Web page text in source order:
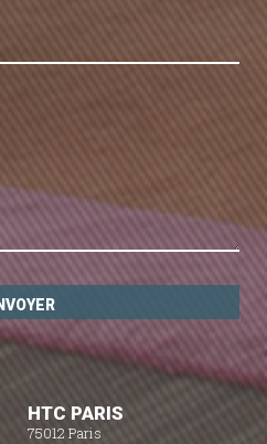
HTC PARIS
75012 Paris